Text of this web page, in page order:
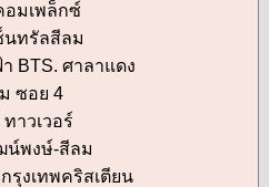
มเพล็กซ์
นทรัลสีลม
BTS. ศาลาแดง
ซอย 4
าวเวอร์
น์พงษ์-สีลม
รุงเทพคริสเตียน